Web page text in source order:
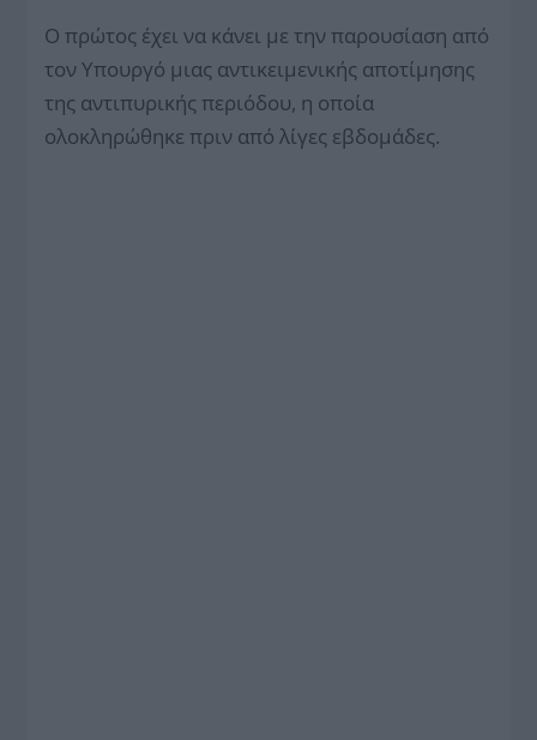
Ο πρώτος έχει να κάνει με την παρουσίαση από
τον Υπουργό μιας αντικειμενικής αποτίμησης
της αντιπυρικής περιόδου, η οποία
ολοκληρώθηκε πριν από λίγες εβδομάδες.